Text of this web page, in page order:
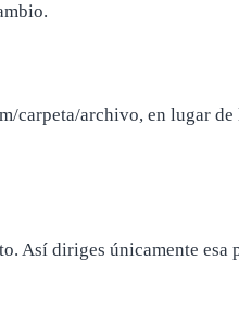
carpeta/archivo, en lugar
Así diriges únicamente esa